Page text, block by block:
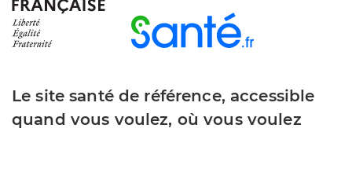
Le site santé de référence, accessible
quand vous voulez, où vous voulez